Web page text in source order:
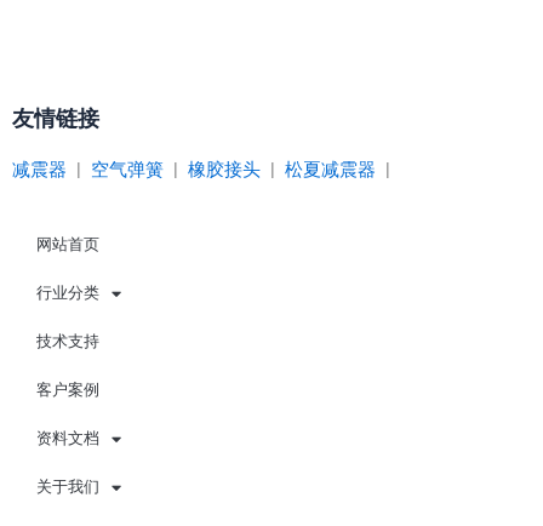
友情链接
减震器 空气弹簧 橡胶接头 松夏减震器
网站首页
行业分类
技术支持
客户案例
资料文档
关于我们